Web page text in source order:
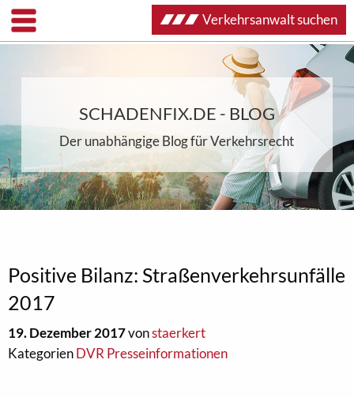
SCHADENFIX.DE - BLOG
Der unabhängige Blog für Verkehrsrecht
Positive Bilanz: Straßenverkehrsunfälle
2017
19. Dezember 2017vonstaerkert
KategorienDVR Presseinformationen
Verkehrsanwalt suchen